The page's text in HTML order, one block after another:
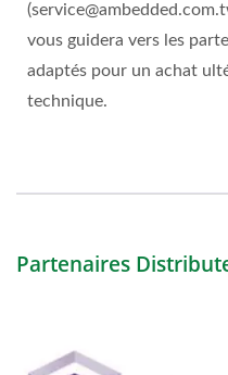
vous guidera vers les
adaptés pour un achat
technique.
Partenaires